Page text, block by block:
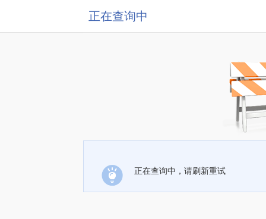
正在查询中
正在查询中，请刷新重试